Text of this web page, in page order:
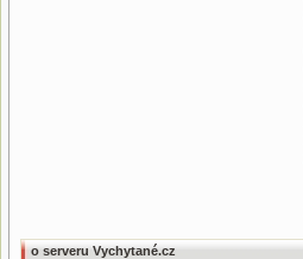
o serveru Vychytané.cz